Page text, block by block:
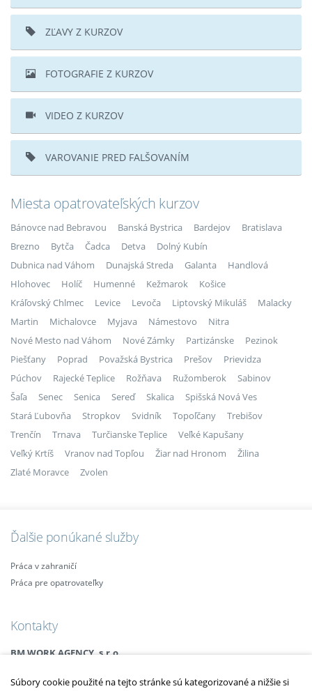
ZĽAVY Z KURZOV
FOTOGRAFIE Z KURZOV
VIDEO Z KURZOV
VAROVANIE PRED FALŠOVANÍM
Miesta opatrovateľských kurzov
Bánovce nad Bebravou Banská Bystrica Bardejov
Bratislava
Brezno
Bytča Čadca Detva
Dolný Kubín
Dubnica nad Váhom
Dunajská Streda Galanta
Handlová
Hlohovec
Holíč Humenné Kežmarok
Košice
Kráľovský Chlmec
Levice Levoča Liptovský Mikuláš
Malacky
Martin
Michalovce Myjava Námestovo
Nitra
Nové Mesto nad Váhom
Nové Zámky Partizánske
Pezinok
Piešťany
Poprad Považská Bystrica Prešov
Prievidza
Púchov
Rajecké Teplice Rožňava Ružomberok
Sabinov
Šaľa
Senec Senica Sereď Skalica
Spišská Nová Ves
Stará Ľubovňa
Stropkov Svidník Topoľčany
Trebišov
Trenčín
Trnava Turčianske Teplice
Veľké Kapušany
Veľký Krtíš
Vranov nad Topľou Žiar nad Hronom
Žilina
Zlaté Moravce
Zvolen
Ďalšie ponúkané služby
Práca v zahraničí
Práca pre opatrovateľky
Kontakty
BM WORK AGENCY, s.r.o.
Email:
info@bmagency.sk
Súbory cookie použité na tejto stránke sú kategorizované a nižšie si